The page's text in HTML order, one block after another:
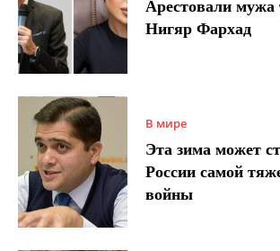
Арестовали мужа
Нигяр Фархад
В мире
Эта зима может
России самой
войны